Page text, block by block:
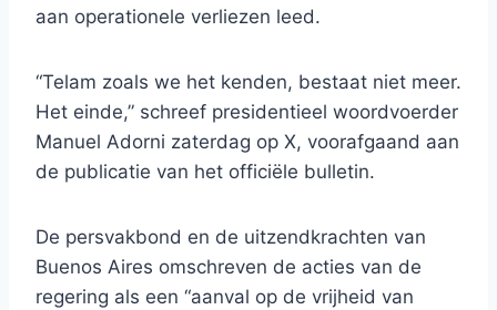
aan operationele verliezen leed.
“Telam zoals we het kenden, bestaat niet meer.
Het einde,” schreef presidentieel woordvoerder
Manuel Adorni zaterdag op X, voorafgaand aan
de publicatie van het officiële bulletin.
De persvakbond en de uitzendkrachten van
Buenos Aires omschreven de acties van de
regering als een “aanval op de vrijheid van